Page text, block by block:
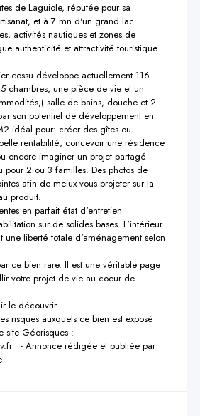
de Laguiole, réputée pour sa
et à 7 mn d'un grand lac
activités nautiques et zones de
authenticité et attractivité touristique
chambres, une pièce de vie et un
salle de bains, douche et 2
son potentiel de développement en
idéal pour: créer des gîtes ou
rentabilité, concevoir une résidence
encore imaginer un projet partagé
pour 2 ou 3 familles. Des photos de
afin de meiux vous projeter sur la
produit.
sur de solides bases. L'intérieur
une liberté totale d'aménagement selon
votre projet de vie au coeur de
risques auxquels ce bien est exposé
site Géorisques :
- Annonce rédigée et publiée par
-